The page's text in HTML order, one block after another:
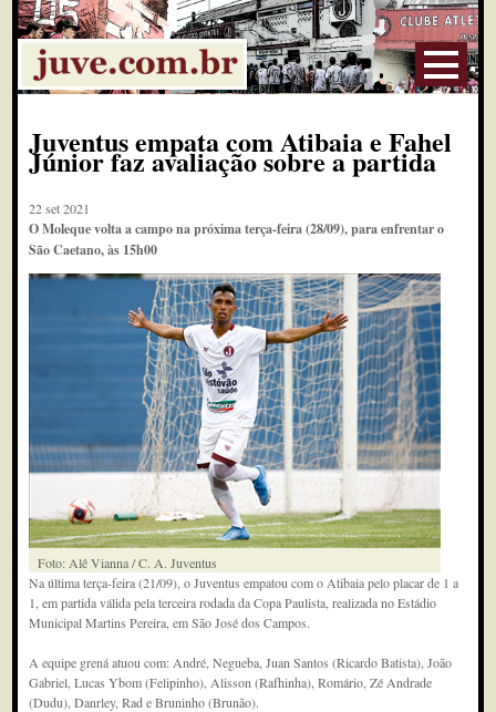
Juventus empata com Atibaia e Fahel
Júnior faz avaliação sobre a partida
22 set 2021
O Moleque volta a campo na próxima terça-feira (28/09), para enfrentar o
São Caetano, às 15h00
Foto: Alê Vianna / C. A. Juventus
Na última terça-feira (21/09), o Juventus empatou com o Atibaia pelo placar de 1 a
1, em partida válida pela terceira rodada da Copa Paulista, realizada no Estádio
Municipal Martins Pereira, em São José dos Campos.
A equipe grená atuou com: André, Negueba, Juan Santos (Ricardo Batista), João
Gabriel, Lucas Ybom (Felipinho), Alisson (Rafhinha), Romário, Zé Andrade
(Dudu), Danrley, Rad e Bruninho (Brunão).